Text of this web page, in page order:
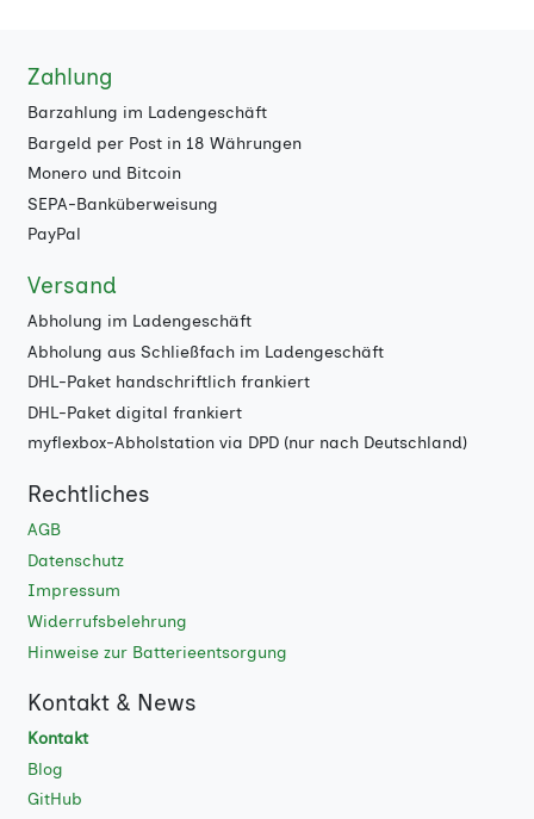
Zahlung
Barzahlung im Ladengeschäft
Bargeld per Post in 18 Währungen
Monero und Bitcoin
SEPA-Banküberweisung
PayPal
Versand
Abholung im Ladengeschäft
Abholung aus Schließfach im Ladengeschäft
DHL-Paket handschriftlich frankiert
DHL-Paket digital frankiert
myflexbox-Abholstation via DPD (nur nach Deutschland)
Rechtliches
AGB
Datenschutz
Impressum
Widerrufsbelehrung
Hinweise zur Batterieentsorgung
Kontakt & News
Kontakt
Blog
GitHub